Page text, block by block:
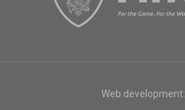
Web development: